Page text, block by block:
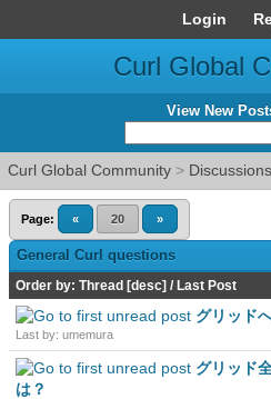
Login
Curl Global
View New
Curl Global Community > Discussions
Page: « 20 »
General Curl questions
Order by: Thread [desc] / Last Post
グリッド
Last by: umemura
グリッド
は？